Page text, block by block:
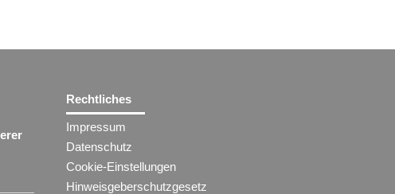
Rechtliches
Impressum
Datenschutz
Cookie-Einstellungen
Hinweisgeberschutzgesetz